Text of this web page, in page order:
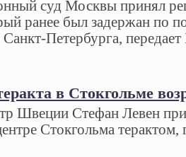
суд Москвы принял
ранее был задержан по
Санкт-Петербурга,
в Стокгольме
Швеции Стефан Левен
Стокгольма